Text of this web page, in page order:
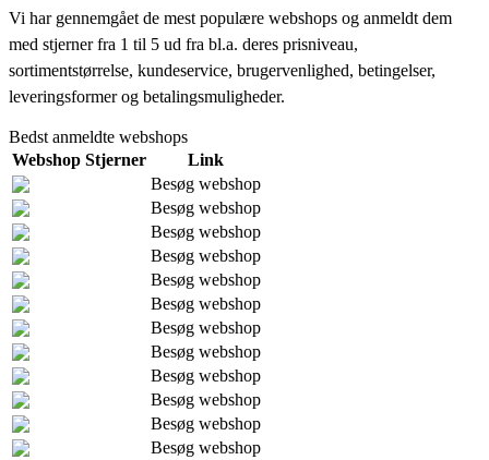
Vi har gennemgået de mest populære webshops og anmeldt dem
med stjerner fra 1 til 5 ud fra bl.a. deres prisniveau,
sortimentstørrelse, kundeservice, brugervenlighed, betingelser,
leveringsformer og betalingsmuligheder.
Bedst anmeldte webshops
Webshop Stjerner
Link
Besøg webshop
Besøg webshop
Besøg webshop
Besøg webshop
Besøg webshop
Besøg webshop
Besøg webshop
Besøg webshop
Besøg webshop
Besøg webshop
Besøg webshop
Besøg webshop